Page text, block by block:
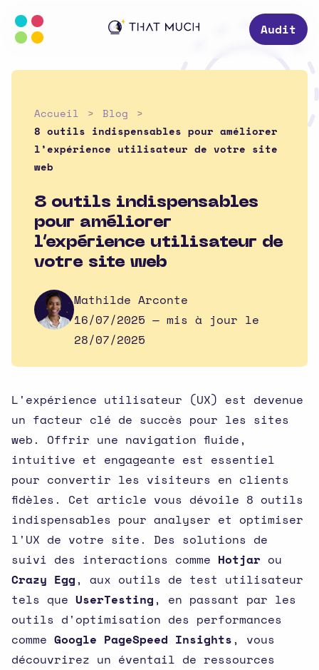
Audit
Accueil
Blog
8 outils indispensables pour améliorer
l’expérience utilisateur de votre site
web
8 outils indispensables
pour améliorer
l’expérience utilisateur de
votre site web
Mathilde Arconte
16/07/2025 — mis à jour le
28/07/2025
L'expérience utilisateur (UX) est devenue
un facteur clé de succès pour les sites
web. Offrir une navigation fluide,
intuitive et engageante est essentiel
pour convertir les visiteurs en clients
fidèles. Cet article vous dévoile 8 outils
indispensables pour analyser et optimiser
l'UX de votre site. Des solutions de
suivi des interactions comme Hotjar ou
Crazy Egg, aux outils de test utilisateur
tels que UserTesting, en passant par les
outils d'optimisation des performances
comme Google PageSpeed Insights, vous
découvrirez un éventail de ressources